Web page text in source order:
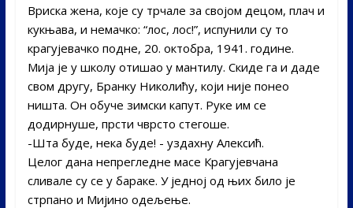
Вриска жена, које су трчале за својом децом, плач и
кукњава, и немачко: “лос, лос!”, испунили су то
крагујевачко подне, 20. октобра, 1941. године.
Мија је у школу отишао у мантилу. Скиде га и даде
свом другу, Бранку Николићу, који није понео
ништа. Он обуче зимски капут. Руке им се
додирнуше, прсти чврсто стегоше.­
-Шта буде, нека буде! -­ уздахну Алексић.
Целог дана непрегледне масе Крагујевчана
сливале су се у бараке. У једној од њих било је
стрпано и Мијино одељење.